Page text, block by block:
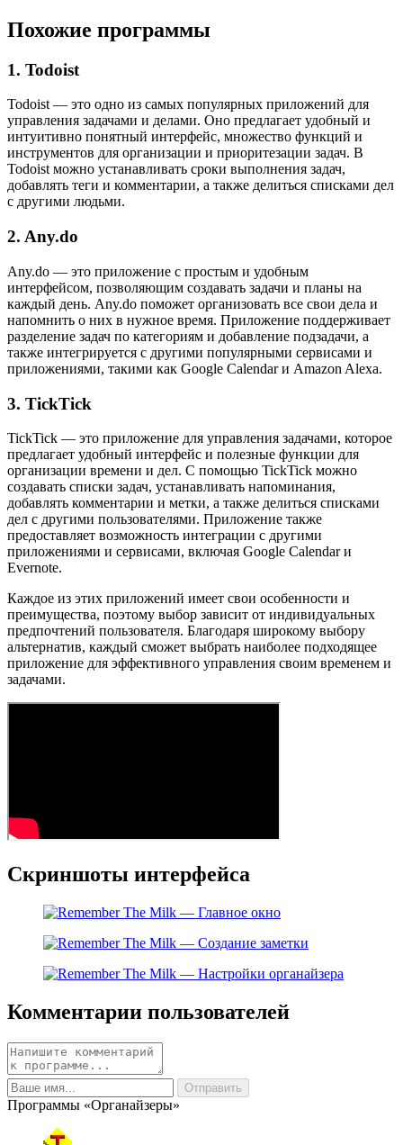
Похожие программы
1. Todoist
Todoist — это одно из самых популярных приложений для
управления задачами и делами. Оно предлагает удобный и
интуитивно понятный интерфейс, множество функций и
инструментов для организации и приоритезации задач. В
Todoist можно устанавливать сроки выполнения задач,
добавлять теги и комментарии, а также делиться списками дел
с другими людьми.
2. Any.do
Any.do — это приложение с простым и удобным
интерфейсом, позволяющим создавать задачи и планы на
каждый день. Any.do поможет организовать все свои дела и
напомнить о них в нужное время. Приложение поддерживает
разделение задач по категориям и добавление подзадачи, а
также интегрируется с другими популярными сервисами и
приложениями, такими как Google Calendar и Amazon Alexa.
3. TickTick
TickTick — это приложение для управления задачами, которое
предлагает удобный интерфейс и полезные функции для
организации времени и дел. С помощью TickTick можно
создавать списки задач, устанавливать напоминания,
добавлять комментарии и метки, а также делиться списками
дел с другими пользователями. Приложение также
предоставляет возможность интеграции с другими
приложениями и сервисами, включая Google Calendar и
Evernote.
Каждое из этих приложений имеет свои особенности и
преимущества, поэтому выбор зависит от индивидуальных
предпочтений пользователя. Благодаря широкому выбору
альтернатив, каждый сможет выбрать наиболее подходящее
приложение для эффективного управления своим временем и
задачами.
Скриншоты интерфейса
Комментарии пользователей
Программы «Органайзеры»